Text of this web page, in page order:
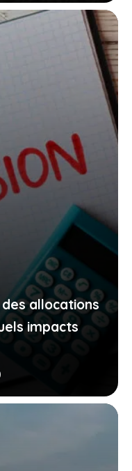
allocations
impacts